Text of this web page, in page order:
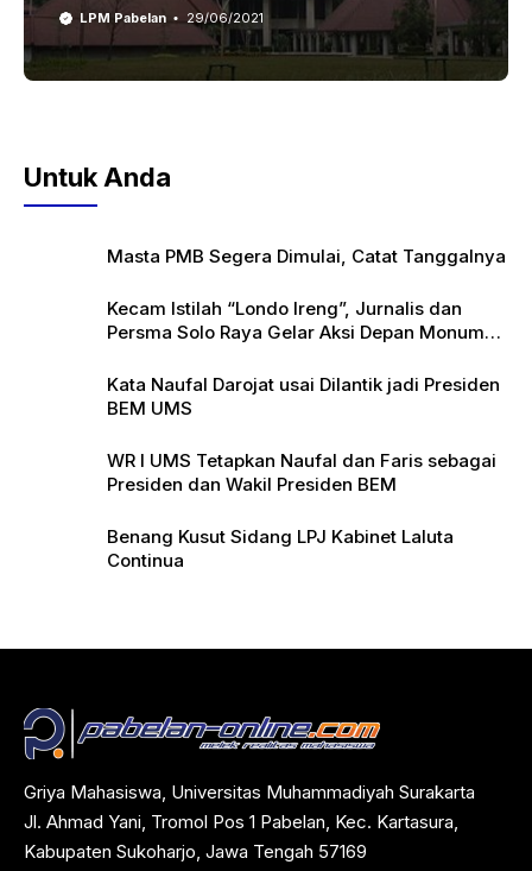
LPM Pabelan 29/06/2021
Untuk Anda
Masta PMB Segera Dimulai, Catat Tanggalnya
Kecam Istilah “Londo Ireng”, Jurnalis dan
Persma Solo Raya Gelar Aksi Depan Monumen
Kata Naufal Darojat usai Dilantik jadi Presiden
BEM UMS
WR I UMS Tetapkan Naufal dan Faris sebagai
Presiden dan Wakil Presiden BEM
Benang Kusut Sidang LPJ Kabinet Laluta
Continua
Griya Mahasiswa, Universitas Muhammadiyah Surakarta
Jl. Ahmad Yani, Tromol Pos 1 Pabelan, Kec. Kartasura,
Kabupaten Sukoharjo, Jawa Tengah 57169